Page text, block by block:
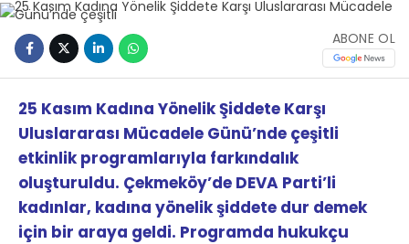
ABONE OL
25 Kasım Kadına Yönelik Şiddete Karşı
Uluslararası Mücadele Günü’nde çeşitli
etkinlik programlarıyla farkındalık
oluşturuldu. Çekmeköy’de DEVA Parti’li
kadınlar, kadına yönelik şiddete dur demek
için bir araya geldi. Programda hukukçu